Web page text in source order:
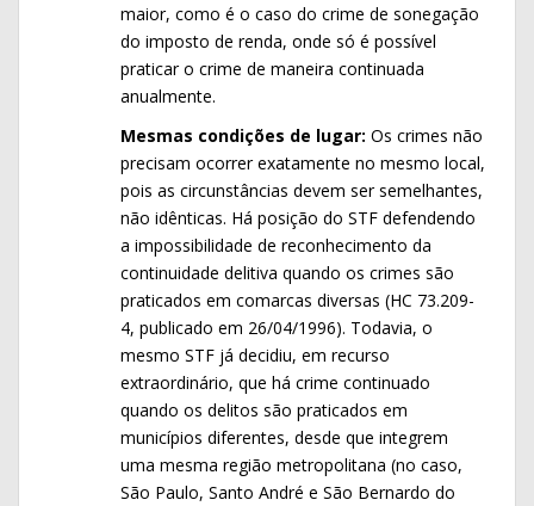
maior, como é o caso do crime de sonegação
do imposto de renda, onde só é possível
praticar o crime de maneira continuada
anualmente.
Mesmas condições de lugar: Os crimes não
precisam ocorrer exatamente no mesmo local,
pois as circunstâncias devem ser semelhantes,
não idênticas. Há posição do STF defendendo
a impossibilidade de reconhecimento da
continuidade delitiva quando os crimes são
praticados em comarcas diversas (HC 73.209-
4, publicado em 26/04/1996). Todavia, o
mesmo STF já decidiu, em recurso
extraordinário, que há crime continuado
quando os delitos são praticados em
municípios diferentes, desde que integrem
uma mesma região metropolitana (no caso,
São Paulo, Santo André e São Bernardo do